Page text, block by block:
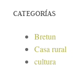
CATEGORÍAS
Bretun
Casa rural
cultura